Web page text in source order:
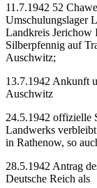
11.7.1942 52
Umschulungslager
Landkreis Jerichow
Silberpfennig auf
Auschwitz;
13.7.1942 Ankunft
Auschwitz
24.5.1942 offizielle
Landwerks
in Rathenow, so
28.5.1942 Antrag
Deutsche Reich als